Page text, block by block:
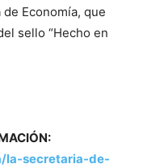
Economía, que
sello “Hecho en
la-secretaria-de-